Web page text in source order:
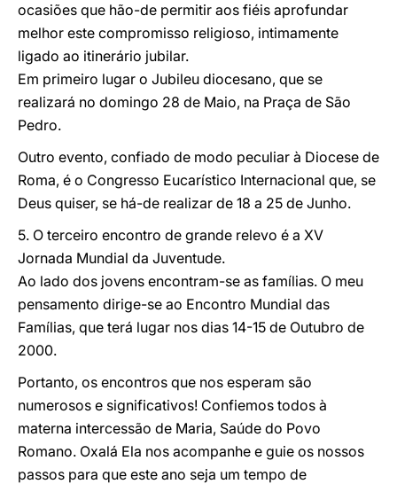
ocasiões que hão-de permitir aos fiéis aprofundar
melhor este compromisso religioso, intimamente
ligado ao itinerário jubilar.
Em primeiro lugar o Jubileu diocesano, que se
realizará no domingo 28 de Maio, na Praça de São
Pedro.
Outro evento, confiado de modo peculiar à Diocese de
Roma, é o Congresso Eucarístico Internacional que, se
Deus quiser, se há-de realizar de 18 a 25 de Junho.
5. O terceiro encontro de grande relevo é a XV
Jornada Mundial da Juventude.
Ao lado dos jovens encontram-se as famílias. O meu
pensamento dirige-se ao Encontro Mundial das
Famílias, que terá lugar nos dias 14-15 de Outubro de
2000.
Portanto, os encontros que nos esperam são
numerosos e significativos! Confiemos todos à
materna intercessão de Maria, Saúde do Povo
Romano. Oxalá Ela nos acompanhe e guie os nossos
passos para que este ano seja um tempo de